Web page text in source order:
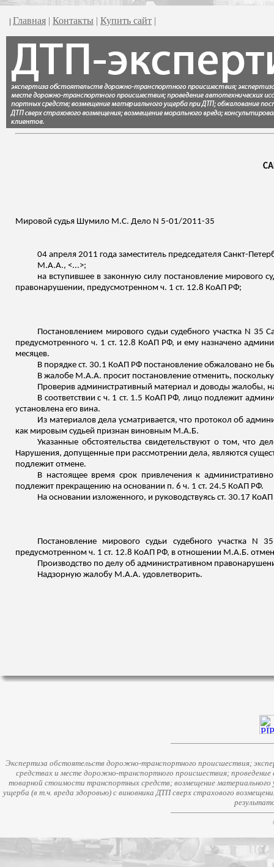
| Главная | Контакты | Купить сайт |
Мировой судья Шумило М.С. Дело N 5-01/2011-35
04 апреля 2011 года заместитель председателя Санкт-
М.А.А., <...>;
на вступившее в законную силу постановление мирового
правонарушении, предусмотренном ч. 1 ст. 12.8 КоАП РФ;
Постановлением мирового судьи судебного участка N
предусмотренного ч. 1 ст. 12.8 КоАП РФ, и ему назначено
месяцев.
В порядке ст. 30.1 КоАП РФ постановление обжаловано не
В жалобе М.А.А. просит постановление отменить,
Проверив административный материал и доводы жалобы,
В соответствии с ч. 1 ст. 1.5 КоАП РФ, лицо подлежит
установлена его вина.
Из материалов дела усматривается, что протокол об
как мировым судьей признан виновным М.А.Б.
Указанные обстоятельства свидетельствуют о том, что
Нарушения, допущенные при рассмотрении дела, являются
подлежит отмене.
В настоящее время срок привлечения к
подлежит прекращению на основании п. 6 ч. 1 ст. 24.5 КоАП РФ.
На основании изложенного, и руководствуясь ст. 30.17
Постановление мирового судьи судебного участка
предусмотренном ч. 1 ст. 12.8 КоАП РФ, в отношении М.А.Б.
Производство по делу об административном
Надзорную жалобу М.А.А. удовлетворить.
Экспертиза обстоятельств дорожно-транспортного происшествия;
средствах и месте дорожно-транспортного происшествия;
товарной стоимости транспортных средств; возмещение
ущерба (в т.ч. вреда здоровью) с виновника ДТП сверх страхового